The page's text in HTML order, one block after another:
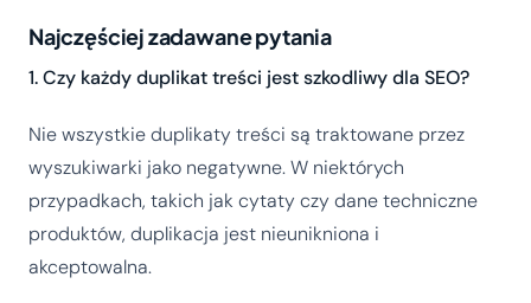
Najczęściej zadawane pytania
1. Czy każdy duplikat treści jest szkodliwy dla SEO?
Nie wszystkie duplikaty treści są traktowane przez
wyszukiwarki jako negatywne. W niektórych
przypadkach, takich jak cytaty czy dane techniczne
produktów, duplikacja jest nieunikniona i
akceptowalna.